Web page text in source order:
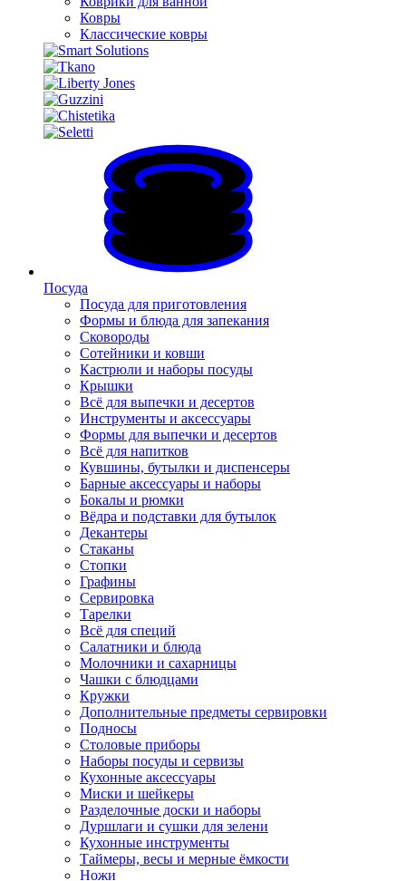
Ковры
Классические ковры
Посуда
Посуда для приготовления
Формы и блюда для запекания
Сковороды
Сотейники и ковши
Кастрюли и наборы посуды
Крышки
Всё для выпечки и десертов
Инструменты и аксессуары
Формы для выпечки и десертов
Всё для напитков
Кувшины, бутылки и диспенсеры
Барные аксессуары и наборы
Бокалы и рюмки
Вёдра и подставки для бутылок
Декантеры
Стаканы
Стопки
Графины
Сервировка
Тарелки
Всё для специй
Салатники и блюда
Молочники и сахарницы
Чашки с блюдцами
Кружки
Дополнительные предметы сервировки
Подносы
Столовые приборы
Наборы посуды и сервизы
Кухонные аксессуары
Миски и шейкеры
Разделочные доски и наборы
Дуршлаги и сушки для зелени
Кухонные инструменты
Таймеры, весы и мерные ёмкости
Ножи